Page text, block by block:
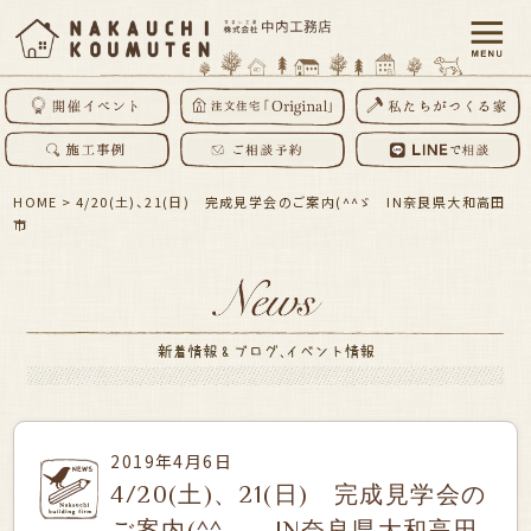
HOME >4/20(土)、21(日) 完成見学会のご案内(^^ゞ IN奈良県大和高田
市
2019年4月6日
4/20(土)、21(日) 完成見学会の